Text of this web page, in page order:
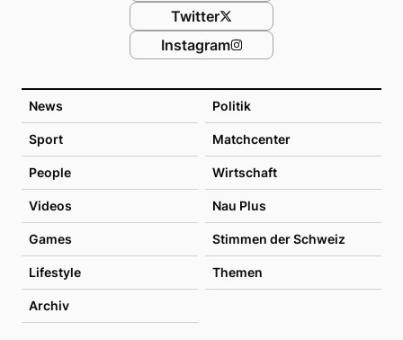
News Politik
Sport Matchcenter
People Wirtschaft
Videos Nau Plus
Games Stimmen der Schweiz
Lifestyle Themen
Archiv
Twitter
Instagram